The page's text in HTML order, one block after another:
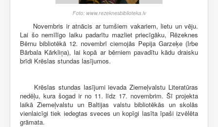
Foto: www.rezeknesbiblioteka.lv
Novembris ir atnācis ar tumšiem vakariem, lietu un vēju.
Lai šo nemīlīgo laiku padarītu mazliet priecīgāku, Rēzeknes
Bērnu bibliotēkā 12. novembrī ciemojās Pepija Garzeķe (Irbe
Bārbala Kārkliņa), lai kopā ar bērniem pavadītu kādu draisku
brīdi Krēslas stundas lasījumos.
Krēslas stundas lasījumi ievada Ziemeļvalstu Literatūras
nedēļu, kura šogad ir no 11. līdz 17. novembrim. Šī projekta
laikā Ziemeļvalstu un Baltijas valstu bibliotēkās un skolās
vienlaicīgi tiek iedegtas sveces un kopīgi lasīta īpaši izvēlēta
grāmata.